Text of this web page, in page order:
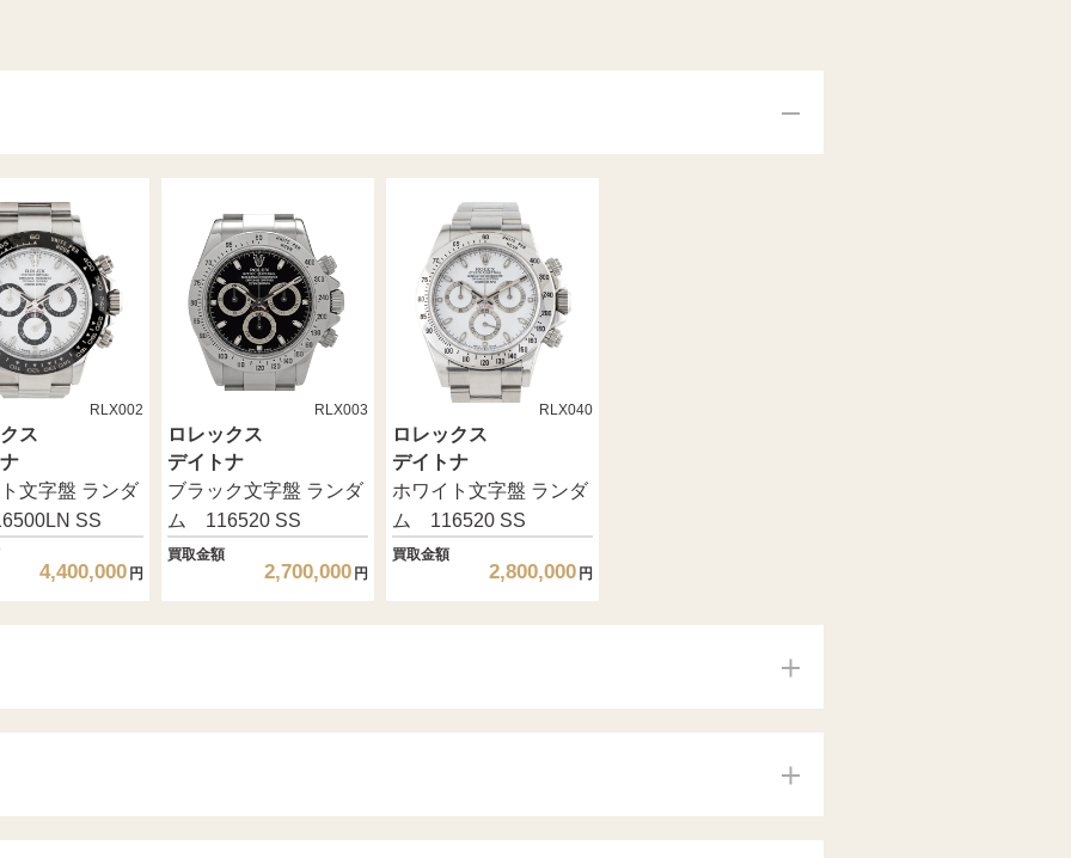
RLX002
ス
文字盤 ランダ
SS
4,400,000 円
RLX003
ロレックス
デイトナ
ブラック文字盤 ランダ
ム 116520 SS
買取金額
2,700,000 円
RLX040
ロレックス
デイトナ
ホワイト文字盤 ランダ
ム 116520 SS
買取金額
2,800,000 円